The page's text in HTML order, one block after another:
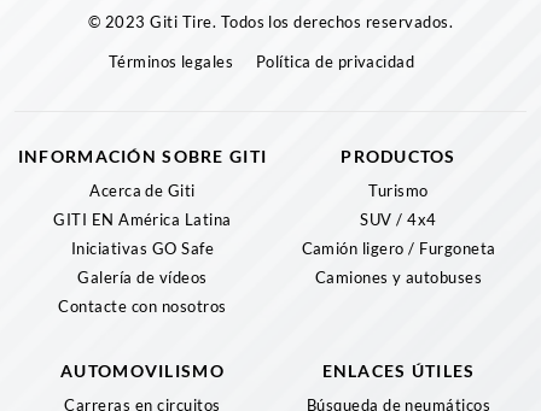
© 2023 Giti Tire. Todos los derechos reservados.
Términos legales Política de privacidad
INFORMACIÓN SOBRE GITI
Acerca de Giti
GITI EN América Latina
Iniciativas GO Safe
Galería de vídeos
Contacte con nosotros
PRODUCTOS
Turismo
SUV / 4x4
Camión ligero / Furgoneta
Camiones y autobuses
AUTOMOVILISMO
Carreras en circuitos
ENLACES ÚTILES
Búsqueda de neumáticos